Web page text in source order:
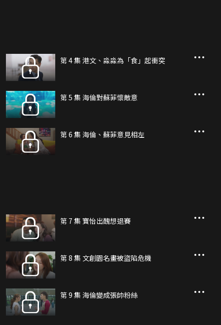
第 4 集 港文、淼淼為「食」起衝突
第 5 集 海倫對蘇菲懷敵意
第 6 集 海倫、蘇菲意見相左
第 7 集 寶怡出醜想退賽
第 8 集 文創園名畫被盜陷危機
第 9 集 海倫變成張帥粉絲